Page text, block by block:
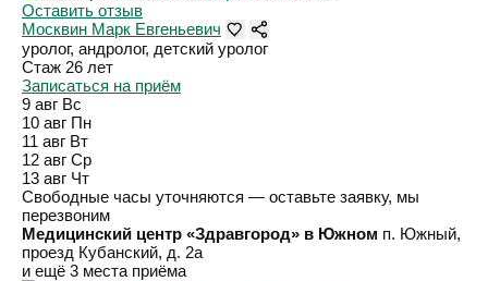
Оставить отзыв
Москвин Марк Евгеньевич
уролог, андролог, детский уролог
Стаж 26 лет
Записаться на приём
9 авг Вс
10 авг Пн
11 авг Вт
12 авг Ср
13 авг Чт
Свободные часы уточняются — оставьте заявку, мы
перезвоним
Медицинский центр «Здравгород» в Южном п. Южный,
проезд Кубанский, д. 2а
и ещё 3 места приёма